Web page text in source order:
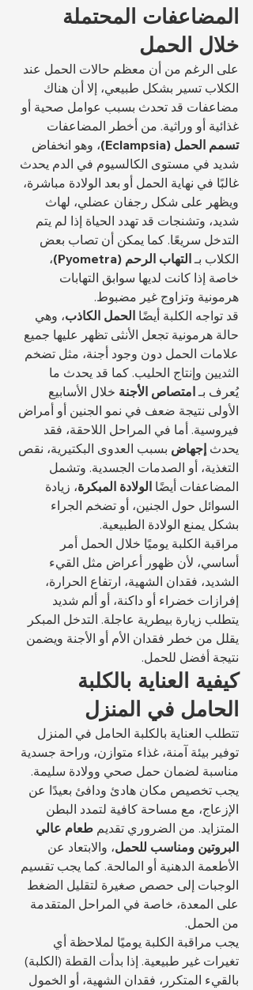
المضاعفات المحتملة
خلال الحمل
على الرغم من أن معظم حالات الحمل عند
الكلاب تسير بشكل طبيعي، إلا أن هناك
مضاعفات قد تحدث بسبب عوامل صحية أو
غذائية أو وراثية. من أخطر المضاعفات
تسمم الحمل (Eclampsia)
، وهو انخفاض
شديد في مستوى الكالسيوم في الدم يحدث
غالبًا في نهاية الحمل أو بعد الولادة مباشرة،
ويظهر على شكل رجفان عضلي، لهاث
شديد، وتشنجات قد تهدد الحياة إذا لم يتم
التدخل سريعًا. كما يمكن أن تصاب بعض
الكلاب بـ التهاب الرحم (Pyometra)
،
خاصة إذا كانت لديها سوابق التهابات
هرمونية وتزاوج غير مضبوط.
قد تواجه الكلبة أيضًا الحمل الكاذب، وهي
حالة هرمونية تجعل الأنثى تظهر عليها جميع
علامات الحمل دون وجود أجنة، مثل تضخم
الثديين وإنتاج الحليب. كما قد يحدث ما
يُعرف بـ امتصاص الأجنة خلال الأسابيع
الأولى نتيجة ضعف في نمو الجنين أو أمراض
فيروسية. أما في المراحل اللاحقة، فقد
يحدث إجهاض بسبب العدوى البكتيرية، نقص
التغذية، أو الصدمات الجسدية. وتشمل
المضاعفات أيضًا الولادة المبكرة، زيادة
السوائل حول الجنين، أو تضخم الجراء
بشكل يمنع الولادة الطبيعية.
مراقبة الكلبة يوميًا خلال الحمل أمر
أساسي، لأن ظهور أعراض مثل القيء
الشديد، فقدان الشهية، ارتفاع الحرارة،
إفرازات خضراء أو داكنة، أو ألم شديد
يتطلب زيارة بيطرية عاجلة. التدخل المبكر
يقلل من خطر فقدان الأم أو الأجنة ويضمن
نتيجة أفضل للحمل.
كيفية العناية بالكلبة
الحامل في المنزل
تتطلب العناية بالكلبة الحامل في المنزل
توفير بيئة آمنة، غذاء متوازن، وراحة جسدية
مناسبة لضمان حمل صحي وولادة سليمة.
يجب تخصيص مكان هادئ ودافئ بعيدًا عن
الإزعاج، مع مساحة كافية لتمدد البطن
المتزايد. من الضروري تقديم طعام عالي
البروتين ومناسب للحمل، والابتعاد عن
الأطعمة الدهنية أو المالحة. كما يجب تقسيم
الوجبات إلى حصص صغيرة لتقليل الضغط
على المعدة، خاصة في المراحل المتقدمة
من الحمل.
يجب مراقبة الكلبة يوميًا لملاحظة أي
تغيرات غير طبيعية. إذا بدأت القطة (الكلبة)
بالقيء المتكرر، فقدان الشهية، أو الخمول